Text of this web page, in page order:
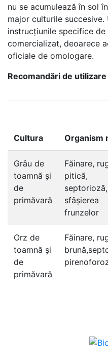
nu se acumulează în sol
major culturile
instrucțiunile specifice
comercializat, deoarece
oficiale de omologare.
Recomandări de utilizare
Cultura Organism
Grâu de
toamnă și
de
primăvară
Făinare,
pitică,
septorioză,
sfâșierea
frunzelor
Orz de
toamnă și
de
primăvară
Făinare,